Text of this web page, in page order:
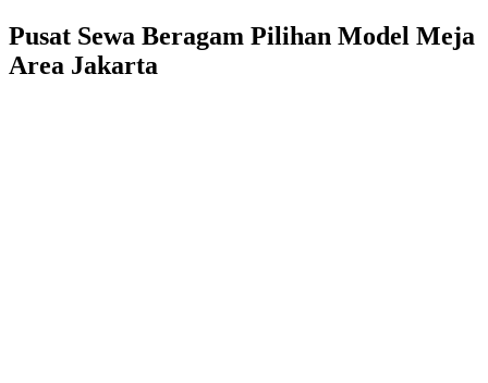
Pusat Sewa Beragam Pilihan Model Meja
Area Jakarta